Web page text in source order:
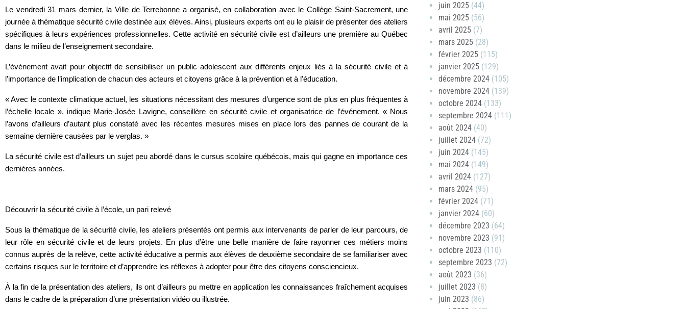
Le vendredi 31 mars dernier, la Ville de Terrebonne a organisé, en collaboration avec le Collège Saint-Sacrement, une
journée à thématique sécurité civile destinée aux élèves. Ainsi, plusieurs experts ont eu le plaisir de présenter des ateliers
spécifiques à leurs expériences professionnelles. Cette activité en sécurité civile est d’ailleurs une première au Québec
dans le milieu de l’enseignement secondaire.
L’événement avait pour objectif de sensibiliser un public adolescent aux différents enjeux liés à la sécurité civile et à
l’importance de l’implication de chacun des acteurs et citoyens grâce à la prévention et à l’éducation.
« Avec le contexte climatique actuel, les situations nécessitant des mesures d’urgence sont de plus en plus fréquentes à
l’échelle locale », indique Marie-Josée Lavigne, conseillère en sécurité civile et organisatrice de l’événement. « Nous
l’avons d’ailleurs d’autant plus constaté avec les récentes mesures mises en place lors des pannes de courant de la
semaine dernière causées par le verglas. »
La sécurité civile est d’ailleurs un sujet peu abordé dans le cursus scolaire québécois, mais qui gagne en importance ces
dernières années.
Découvrir la sécurité civile à l’école, un pari relevé
Sous la thématique de la sécurité civile, les ateliers présentés ont permis aux intervenants de parler de leur parcours, de
leur rôle en sécurité civile et de leurs projets. En plus d’être une belle manière de faire rayonner ces métiers moins
connus auprès de la relève, cette activité éducative a permis aux élèves de deuxième secondaire de se familiariser avec
certains risques sur le territoire et d’apprendre les réflexes à adopter pour être des citoyens consciencieux.
À la fin de la présentation des ateliers, ils ont d’ailleurs pu mettre en application les connaissances fraîchement acquises
dans le cadre de la préparation d’une présentation vidéo ou illustrée.
juin 2025 (44)
mai 2025 (56)
avril 2025 (7)
mars 2025 (28)
février 2025 (115)
janvier 2025 (129)
décembre 2024 (105)
novembre 2024 (139)
octobre 2024 (133)
septembre 2024 (111)
août 2024 (40)
juillet 2024 (72)
juin 2024 (145)
mai 2024 (149)
avril 2024 (127)
mars 2024 (95)
février 2024 (71)
janvier 2024 (60)
décembre 2023 (64)
novembre 2023 (91)
octobre 2023 (110)
septembre 2023 (72)
août 2023 (36)
juillet 2023 (8)
juin 2023 (86)